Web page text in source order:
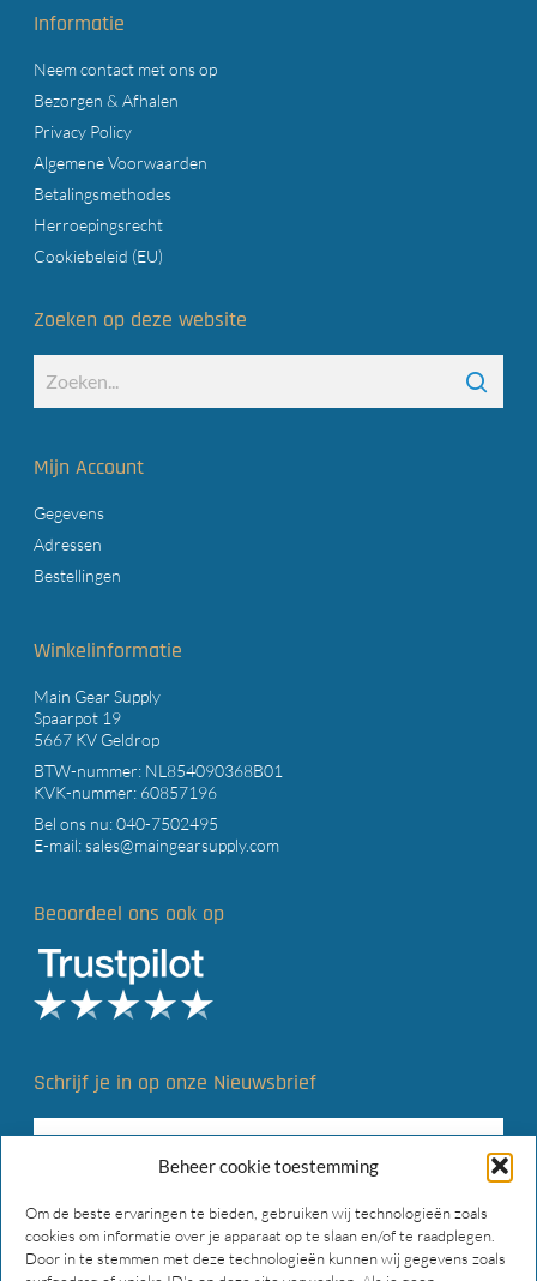
Beheer cookie toestemming
Om de beste ervaringen te bieden, gebruiken wij technologieën zoals
cookies om informatie over je apparaat op te slaan en/of te raadplegen.
Door in te stemmen met deze technologieën kunnen wij gegevens zoals
Informatie
Neem contact met ons op
Bezorgen & Afhalen
Privacy Policy
Algemene Voorwaarden
Betalingsmethodes
Herroepingsrecht
Cookiebeleid (EU)
Zoeken op deze website
Mijn Account
Gegevens
Adressen
Bestellingen
Winkelinformatie
Main Gear Supply
Spaarpot 19
5667 KV Geldrop
BTW-nummer: NL854090368B01
KVK-nummer: 60857196
Bel ons nu:040-7502495
E-mail:sales@maingearsupply.com
Beoordeel ons ook op
Schrijf je in op onze Nieuwsbrief